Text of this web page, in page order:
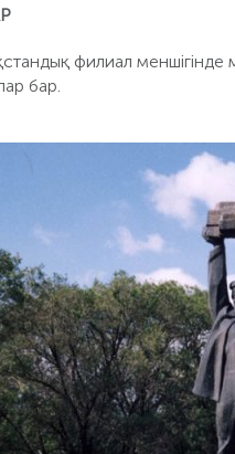
филиал меншігінде
бар.